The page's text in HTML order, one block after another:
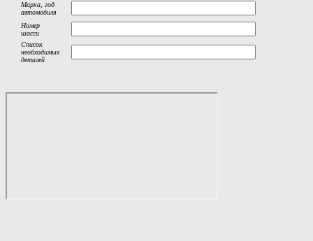
Марка, год
автомобиля
Номер
шасси
Список
необходимых
деталей